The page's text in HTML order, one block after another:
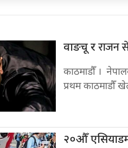
वाङचू रराजन
काठमाडौँ ।
प्रथम काठमाडौँ
२०औँ